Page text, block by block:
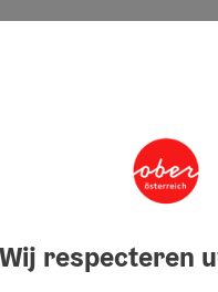
Wij respecteren